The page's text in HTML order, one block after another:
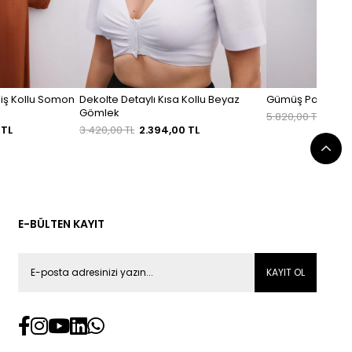
Kollu Somon Dekolte Detaylı Kısa Kollu Beyaz
Gömlek
3.420,00 TL 2.394,00 TL
Gümüş Payetli
5.820,00 TL
E-BÜLTEN KAYIT
KAYIT OL